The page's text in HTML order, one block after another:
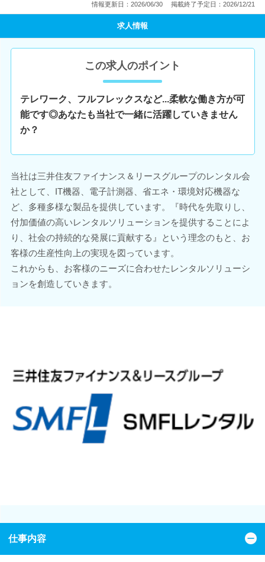
情報更新日：2026/06/30 掲載終了予定日：2026/12/21
求人情報
この求人のポイント
テレワーク、フルフレックスなど...柔軟な働き方が可
能です◎あなたも当社で一緒に活躍していきません
か？
当社は三井住友ファイナンス＆リースグループのレンタル会
社として、IT機器、電子計測器、省エネ・環境対応機器な
ど、多種多様な製品を提供しています。『時代を先取りし、
付加価値の高いレンタルソリューションを提供することによ
り、社会の持続的な発展に貢献する』という理念のもと、お
客様の生産性向上の実現を図っています。
これからも、お客様のニーズに合わせたレンタルソリューシ
ョンを創造していきます。
仕事内容